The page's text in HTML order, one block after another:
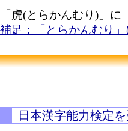
「虎(とらかんむり)」に
補足：「とらかんむり」
日本漢字能力検定